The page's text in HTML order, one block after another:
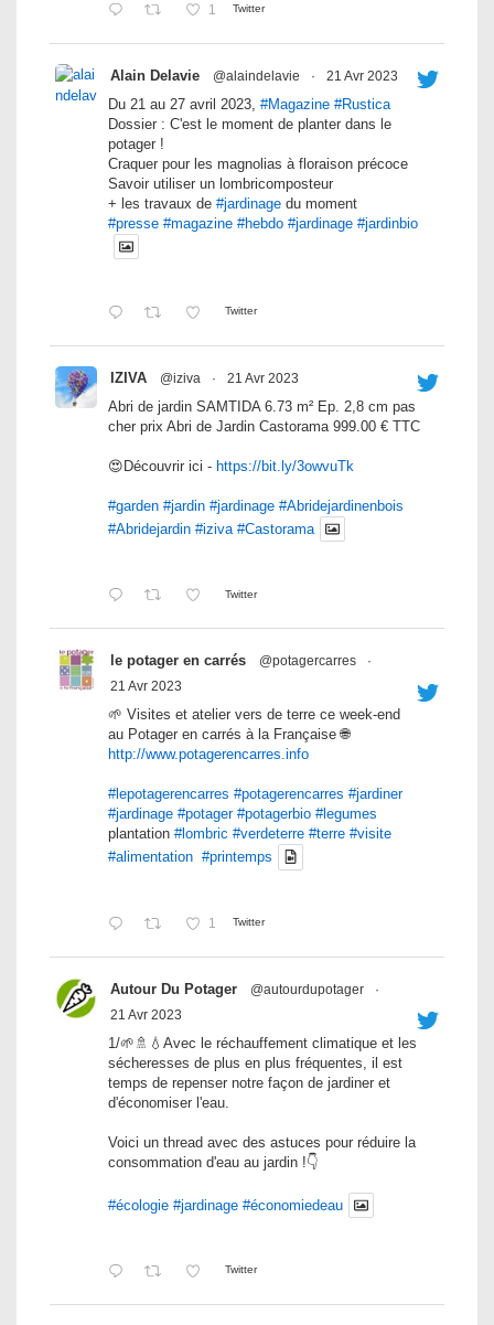
1 Twitter
Alain Delavie @alaindelavie · 21 Avr 2023
Du 21 au 27 avril 2023, #Magazine #Rustica
Dossier : C'est le moment de planter dans le
potager !
Craquer pour les magnolias à floraison précoce
Savoir utiliser un lombricomposteur
+ les travaux de #jardinage du moment
#presse #magazine #hebdo #jardinage #jardinbio
Twitter
IZIVA @iziva · 21 Avr 2023
Abri de jardin SAMTIDA 6.73 m² Ep. 2,8 cm pas
cher prix Abri de Jardin Castorama 999.00 € TTC
😍Découvrir ici - https://bit.ly/3owvuTk
#garden #jardin #jardinage #Abridejardinenbois
#Abridejardin #iziva #Castorama
Twitter
le potager en carrés @potagercarres
·
21 Avr 2023
🌱 Visites et atelier vers de terre ce week-end
au Potager en carrés à la Française 🌐
http://www.potagerencarres.info
#lepotagerencarres #potagerencarres #jardiner
#jardinage #potager #potagerbio #legumes
plantation #lombric #verdeterre #terre #visite
#alimentation #printemps
1 Twitter
Autour Du Potager @autourdupotager
·
21 Avr 2023
1/🌱🚿💧Avec le réchauffement climatique et les
sécheresses de plus en plus fréquentes, il est
temps de repenser notre façon de jardiner et
d'économiser l'eau.
Voici un thread avec des astuces pour réduire la
consommation d'eau au jardin !👇
#écologie #jardinage #économiedeau
Twitter